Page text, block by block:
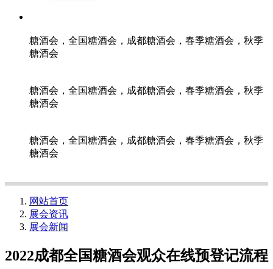
糖酒会，全国糖酒会，成都糖酒会，春季糖酒会，秋季
糖酒会
糖酒会，全国糖酒会，成都糖酒会，春季糖酒会，秋季
糖酒会
糖酒会，全国糖酒会，成都糖酒会，春季糖酒会，秋季
糖酒会
网站首页
展会资讯
展会新闻
2022成都全国糖酒会观众在线预登记流程